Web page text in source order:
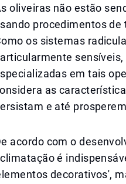
oliveiras não estão
procedimentos
os sistemas
em tais
as
e até
acordo com o
é
decorativos',